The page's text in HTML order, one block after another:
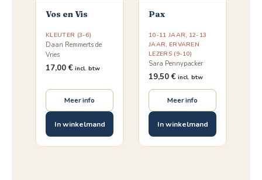
Vos en Vis
KLEUTER (3-6)
Daan Remmerts de
Vries
17,00 € incl. btw
Meer info
In winkelmand
Pax
10-11 JAAR, 12-13
JAAR, ERVAREN
LEZERS (9-10)
Sara Pennypacker
19,50 € incl. btw
Meer info
In winkelmand